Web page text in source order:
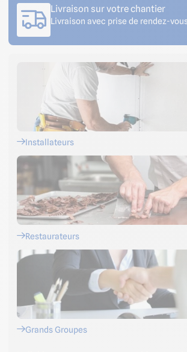
Livraison sur votre chantier
Livraison avec prise de rendez-
Installateurs
Restaurateurs
Grands Groupes